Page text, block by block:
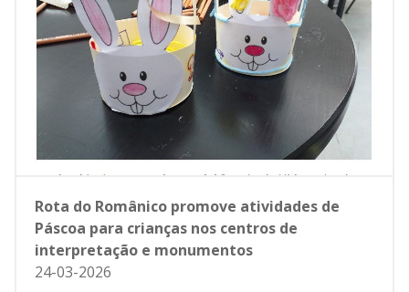
Rota do Românico promove atividades de
Páscoa para crianças nos centros de
interpretação e monumentos
24-03-2026